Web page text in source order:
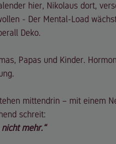
hier, Nikolaus dort,
- Der Mental-Load
Deko.
Papas und Kinder.
mittendrin – mit einem
schreit:
mehr.“